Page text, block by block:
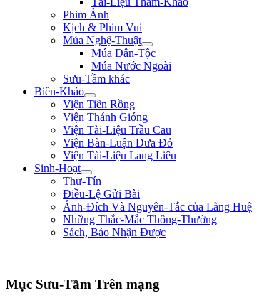
Phim Ảnh
Kịch & Phim Vui
Múa Nghệ-Thuật
Múa Dân-Tộc
Múa Nước Ngoài
Sưu-Tầm khác
Biên-Khảo
Viện Tiên Rồng
Viện Thánh Gióng
Viện Tài-Liệu Trầu Cau
Viện Bàn-Luận Dưa Đỏ
Viện Tài-Liệu Lang Liêu
Sinh-Hoạt
Thư-Tín
Điều-Lệ Gửi Bài
Ảnh-Đích Và Nguyên-Tắc của Làng Huệ
Những Thắc-Mắc Thông-Thường
Sách, Báo Nhận Được
Mục Sưu-Tầm Trên mạng